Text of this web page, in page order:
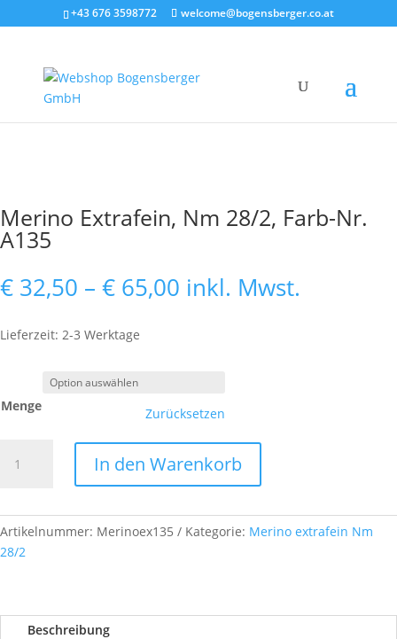
+43 676 3598772 welcome@bogensberger.co.at
Merino Extrafein, Nm 28/2, Farb-Nr.
A135
€ 32,50 – € 65,00 Preisspanne:
€ 32,50
inkl. Mwst.
Lieferzeit: 2-3 Werktage
Menge Zurücksetzen
Extrafein,
Farb-
Nr.
In den Warenkorb
Artikelnummer: Merinoex135 Kategorie: Merino extrafein Nm
28/2
Beschreibung